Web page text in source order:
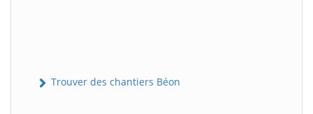
Trouver des chantiers Béon